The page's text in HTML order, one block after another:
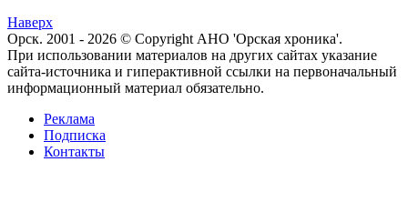
Наверх
Орск. 2001 - 2026 © Copyright АНО 'Орская хроника'.
При использовании материалов на других сайтах указание
сайта-источника и гиперактивной ссылки на первоначальный
информационный материал обязательно.
Реклама
Подписка
Контакты